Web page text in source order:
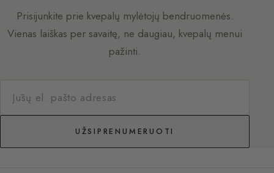
Prisijunkite prie kvepalų mylėtojų bendruomenės.
Vienas laiškas per savaitę, ne daugiau, kvepalų menui
pažinti.
UŽSIPRENUMERUOTI